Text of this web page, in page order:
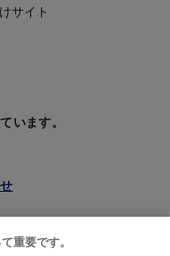
サイト
います。
重要です。